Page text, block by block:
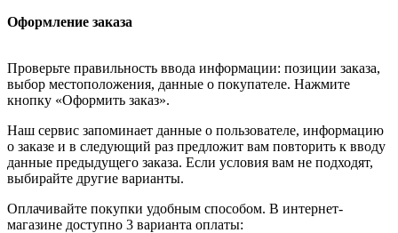
Оформление заказа
Проверьте правильность ввода информации: позиции заказа,
выбор местоположения, данные о покупателе. Нажмите
кнопку «Оформить заказ».
Наш сервис запоминает данные о пользователе, информацию
о заказе и в следующий раз предложит вам повторить к вводу
данные предыдущего заказа. Если условия вам не подходят,
выбирайте другие варианты.
Оплачивайте покупки удобным способом. В интернет-
магазине доступно 3 варианта оплаты: